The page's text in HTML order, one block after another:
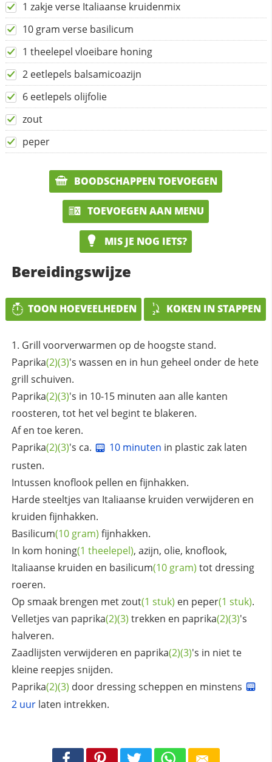
1 zakje verse Italiaanse kruidenmix
10 gram verse basilicum
1 theelepel vloeibare honing
2 eetlepels balsamicoazijn
6 eetlepels olijfolie
zout
peper
BOODSCHAPPEN TOEVOEGEN
TOEVOEGEN AAN MENU
MIS JE NOG IETS?
Bereidingswijze
TOON HOEVEELHEDEN KOKEN IN STAPPEN
Grill voorverwarmen op de hoogste stand.
Paprika(2)(3)'s wassen en in hun geheel onder de hete
grill schuiven.
Paprika(2)(3)'s in 10-15 minuten aan alle kanten
roosteren, tot het vel begint te blakeren.
Af en toe keren.
Paprika(2)(3)'s ca. 10 minuten in plastic zak laten
rusten.
Intussen knoflook pellen en fijnhakken.
Harde steeltjes van Italiaanse kruiden verwijderen en
kruiden fijnhakken.
Basilicum(10 gram) fijnhakken.
In kom honing(1 theelepel), azijn, olie, knoflook,
Italiaanse kruiden en basilicum(10 gram) tot dressing
roeren.
Op smaak brengen metzout(1 stuk) en peper(1 stuk).
Velletjes van paprika(2)(3) trekken en paprika(2)(3)'s
halveren.
Zaadlijsten verwijderen en paprika(2)(3)'s in niet te
kleine reepjes snijden.
Paprika(2)(3) door dressing scheppen en minstens
2 uurlaten intrekken.